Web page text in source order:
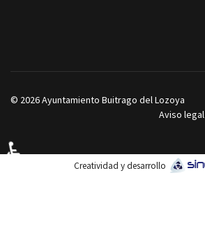
© 2026 Ayuntamiento Buitrago del Lozoya
Aviso legal
Creatividad y desarrollo